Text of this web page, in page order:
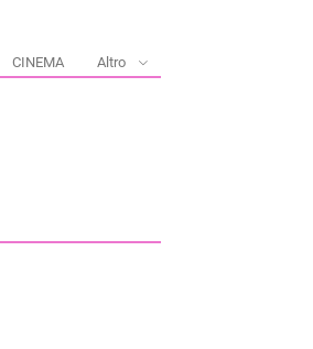
CINEMA Altro